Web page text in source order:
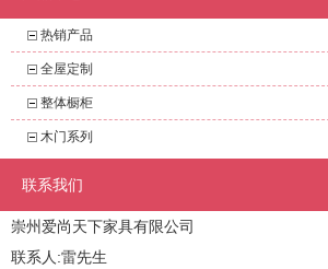
热销产品
全屋定制
整体橱柜
木门系列
联系我们
崇州爱尚天下家具有限公司
联系人:雷先生